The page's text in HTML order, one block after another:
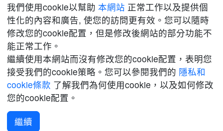
金菩提宗師網路平台
©2021-2026加拿大菩提禪修學院版權所有。保留所有權利。
我們使用cookie以幫助 本網站 正常工作以及提供個
性化的內容和廣告, 使您的訪問更有效。您可以隨時
修改您的cookie配置，但是修改後網站的部分功能不
能正常工作。
繼續使用本網站而沒有修改您的cookie配置，表明您
接受我們的cookie策略。您可以參閱我們的 隱私和
cookie條款 了解我們為何使用cookie，以及如何修改
您的cookie配置。
繼續